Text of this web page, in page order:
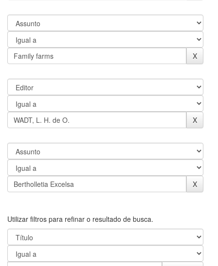
Utilizar filtros para refinar o resultado de busca.